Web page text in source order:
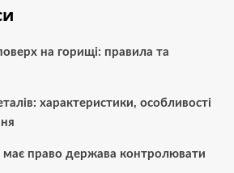
на горищі: правила та
характеристики, особливості
має право держава контролювати